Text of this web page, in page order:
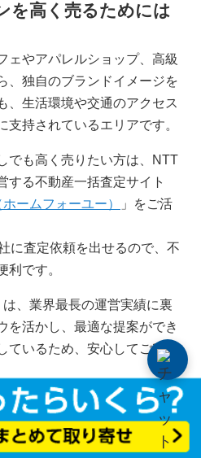
を高く売るためには
ェやアパレルショップ、高級
、独自のブランドイメージを
、生活環境や交通のアクセス
持されているエリアです。
でも高く売りたい方は、NTT
する不動産一括査定サイト
ームフォーユー）
」をご活
に査定依頼を出せるので、不
利です。
は、業界最長の運営実績に裏
を活かし、最適な提案ができ
ているため、安心してご利用
中の方は、ぜひ一度ご相談く